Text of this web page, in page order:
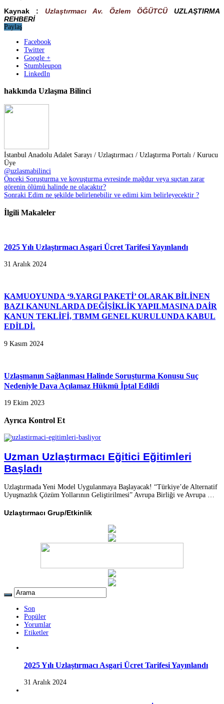
Kaynak : Uzlaştırmacı Av. Özlem ÖĞÜTCÜ UZLAŞTIRMA
REHBERİ
Paylaş
Facebook
Twitter
Google +
Stumbleupon
LinkedIn
hakkında Uzlaşma Bilinci
İstanbul Anadolu Adalet Sarayı / Uzlaştırmacı / Uzlaştırma Portalı / Kurucu
Üye
@uzlasmabilinci
Önceki Soruşturma ve kovuşturma evresinde mağdur veya suçtan zarar
görenin ölümü halinde ne olacaktır?
Sonraki Edim ne şekilde belirlenebilir ve edimi kim belirleyecektir ?
İlgili Makaleler
2025 Yılı Uzlaştırmacı Asgari Ücret Tarifesi Yayınlandı
31 Aralık 2024
KAMUOYUNDA ‘9.YARGI PAKETİ’ OLARAK BİLİNEN
BAZI KANUNLARDA DEĞİŞİKLİK YAPILMASINA DAİR
KANUN TEKLİFİ, TBMM GENEL KURULUNDA KABUL
EDİLDİ.
9 Kasım 2024
Uzlaşmanın Sağlanması Halinde Soruşturma Konusu Suç
Nedeniyle Dava Açılamaz Hükmü İptal Edildi
19 Ekim 2023
Ayrıca Kontrol Et
Uzman Uzlaştırmacı Eğitici Eğitimleri
Başladı
Uzlaştırmada Yeni Model Uygulanmaya Başlayacak! “Türkiye’de Alternatif
Uyuşmazlık Çözüm Yollarının Geliştirilmesi” Avrupa Birliği ve Avrupa …
Uzlaştırmacı Grup/Etkinlik
Son
Popüler
Yorumlar
Etiketler
2025 Yılı Uzlaştırmacı Asgari Ücret Tarifesi Yayınlandı
31 Aralık 2024